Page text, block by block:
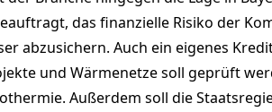
das finanzielle Risiko der
abzusichern. Auch ein eigenes
und Wärmenetze soll geprüft
Außerdem soll die